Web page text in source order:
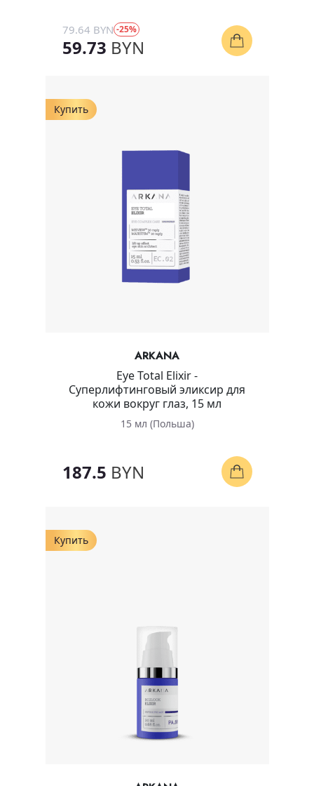
79.64 BYN -25%
59.73 BYN
Купить
ARKANA
Eye Total Elixir -
Суперлифтинговый эликсир для
кожи вокруг глаз, 15 мл
15 мл (Польша)
187.5 BYN
Купить